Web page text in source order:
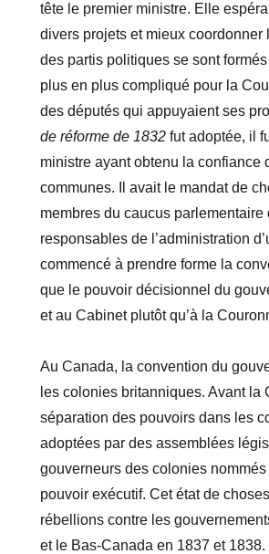
tête le premier ministre. Elle
divers projets et mieux coordonner
des partis politiques se sont
plus en plus compliqué pour la
des députés qui appuyaient ses
de réforme de 1832fut adoptée, il
ministre ayant obtenu la confiance
communes. Il avait le mandat de
membres du caucus
responsables de l’administration
commencé à prendre forme la
que le pouvoir décisionnel du
et au Cabinet plutôt qu’à la
Au Canada, la convention du
les colonies britanniques. Avant
séparation des pouvoirs dans les
adoptées par des assemblées
gouverneurs des colonies
pouvoir exécutif. Cet état de
rébellions contre les
et le Bas-Canada en 1837 et